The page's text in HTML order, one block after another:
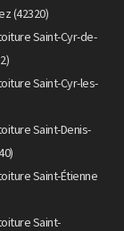
(42320)
Saint-Cyr-de-
Saint-Cyr-les-
Saint-Denis-
Saint-Étienne
Saint-